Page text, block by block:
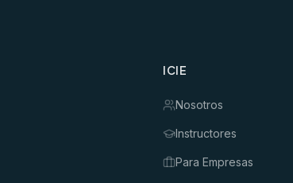
ICIE
Nosotros
Instructores
Para Empresas